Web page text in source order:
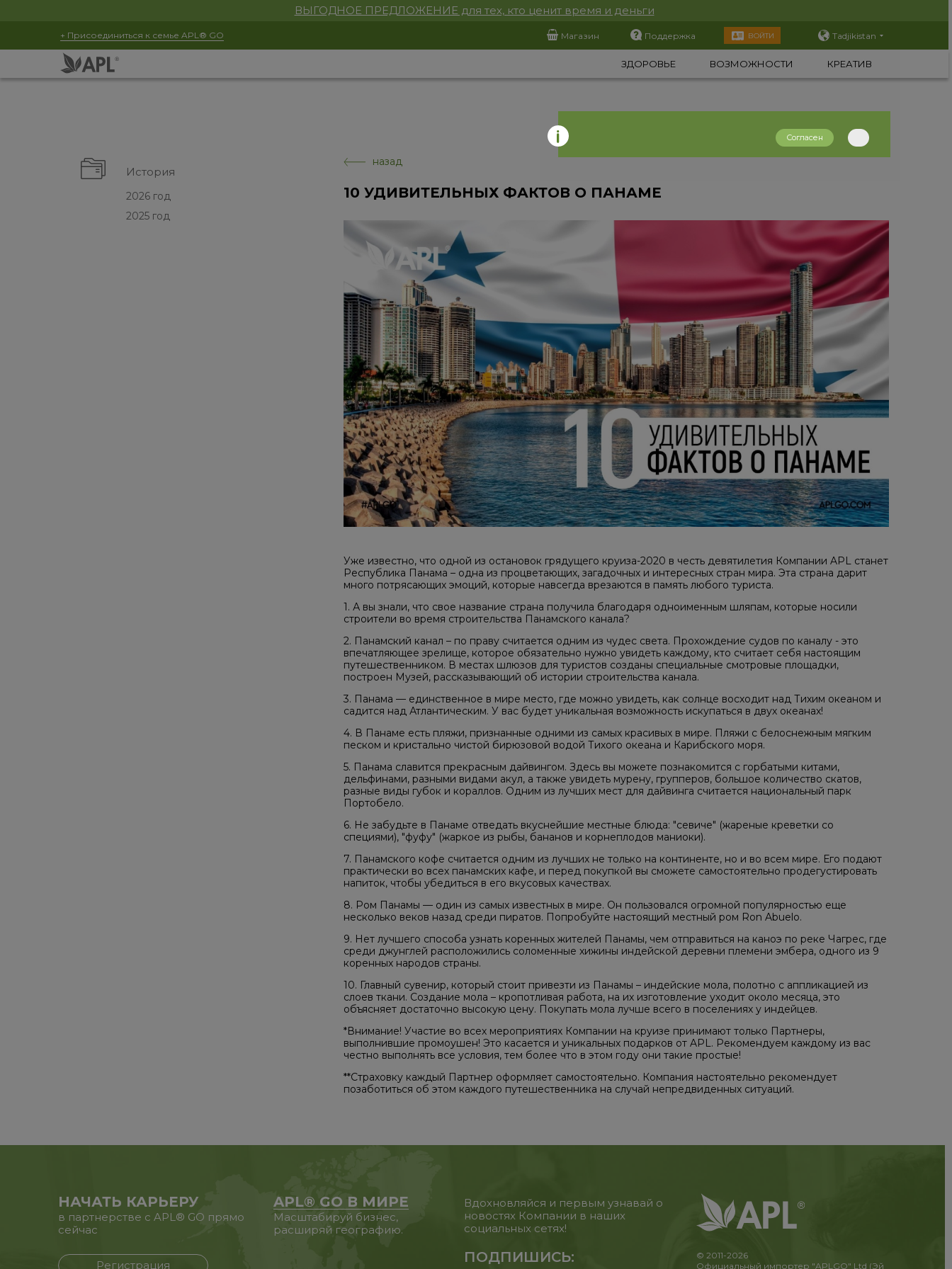
ВЫГОДНОЕ ПРЕДЛОЖЕНИЕ для тех, кто ценит время и деньги
+ Присоединиться к семье APL® GO Магазин Поддержка ВОЙТИ Tadjikistan
ЗДОРОВЬЕ ВОЗМОЖНОСТИ КРЕАТИВ
История
2026 год
2025 год
назад
10 УДИВИТЕЛЬНЫХ ФАКТОВ О ПАНАМЕ
Уже известно, что одной из остановок грядущего круиза-2020 в честь девятилетия Компании APL станет
Республика Панама – одна из процветающих, загадочных и интересных стран мира. Эта страна дарит
много потрясающих эмоций, которые навсегда врезаются в память любого туриста.
1. А вы знали, что свое название страна получила благодаря одноименным шляпам, которые носили
строители во время строительства Панамского канала?
2. Панамский канал – по праву считается одним из чудес света. Прохождение судов по каналу - это
впечатляющее зрелище, которое обязательно нужно увидеть каждому, кто считает себя настоящим
путешественником. В местах шлюзов для туристов созданы специальные смотровые площадки,
построен Музей, рассказывающий об истории строительства канала.
3. Панама — единственное в мире место, где можно увидеть, как солнце восходит над Тихим океаном и
садится над Атлантическим. У вас будет уникальная возможность искупаться в двух океанах!
4. В Панаме есть пляжи, признанные одними из самых красивых в мире. Пляжи с белоснежным мягким
песком и кристально чистой бирюзовой водой Тихого океана и Карибского моря.
5. Панама славится прекрасным дайвингом. Здесь вы можете познакомится с горбатыми китами,
дельфинами, разными видами акул, а также увидеть мурену, групперов, большое количество скатов,
разные виды губок и кораллов. Одним из лучших мест для дайвинга считается национальный парк
Портобело.
6. Не забудьте в Панаме отведать вкуснейшие местные блюда: "севиче" (жареные креветки со
специями), "фуфу" (жаркое из рыбы, бананов и корнеплодов маниоки).
7. Панамского кофе считается одним из лучших не только на континенте, но и во всем мире. Его подают
практически во всех панамских кафе, и перед покупкой вы сможете самостоятельно продегустировать
напиток, чтобы убедиться в его вкусовых качествах.
8. Ром Панамы — один из самых известных в мире. Он пользовался огромной популярностью еще
несколько веков назад среди пиратов. Попробуйте настоящий местный ром Ron Abuelo.
9. Нет лучшего способа узнать коренных жителей Панамы, чем отправиться на каноэ по реке Чагрес, где
среди джунглей расположились соломенные хижины индейской деревни племени эмбера, одного из 9
коренных народов страны.
10. Главный сувенир, который стоит привезти из Панамы – индейские мола, полотно с аппликацией из
слоев ткани. Создание мола – кропотливая работа, на их изготовление уходит около месяца, это
объясняет достаточно высокую цену. Покупать мола лучше всего в поселениях у индейцев.
*Внимание! Участие во всех мероприятиях Компании на круизе принимают только Партнеры,
выполнившие промоушен! Это касается и уникальных подарков от APL. Рекомендуем каждому из вас
честно выполнять все условия, тем более что в этом году они такие простые!
**Страховку каждый Партнер оформляет самостоятельно. Компания настоятельно рекомендует
позаботиться об этом каждого путешественника на случай непредвиденных ситуаций.
НАЧАТЬ КАРЬЕРУ
в партнерстве с APL® GO прямо
сейчас
Регистрация
APL® GO В МИРЕ
Масштабируй бизнес,
расширяй географию.
Вдохновляйся и первым узнавай о
новостях Компании в наших
социальных сетях!
ПОДПИШИСЬ:
© 2011-2026
Официальный импортер "APLGO" Ltd (Эй
Согласен